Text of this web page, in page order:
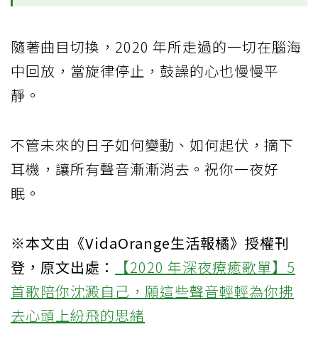
隨著曲目切換，2020 年所走過的一切在腦海
中回放，當旋律停止，鼓譟的心也慢慢平
靜。
不管未來的日子如何變動、如何起伏，摘下
耳機，讓所有聲音漸漸消去。祝你一夜好
眠。
※本文由《VidaOrange生活報橘》授權刊
登，原文出處：
【2020 年深夜療癒歌單】5
首歌陪你沈澱自己，願這些聲音輕輕為你拂
去心頭上紛飛的思緒